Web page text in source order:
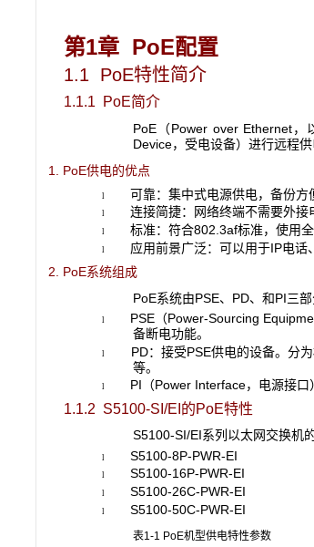
第1章 PoE配置
1.1 PoE特性简介
1.1.1 PoE简介
PoE（Power over Ethernet
Device，受电设备）进行远程
1. PoE供电的优点
l 可靠：集中式电源供电，备份方
l 连接简捷：网络终端不需要外接
l 标准：符合802.3af标准，使用全
l
应用前景广泛：可以用于IP电话
2. PoE系统组成
PoE系统由PSE、PD、和PI三部
l
PSE（Power-Sourcing
备断电功能。
l
PD：接受PSE供电的设备。分
等。
l PI（Power Interface，电源接口
1.1.2 S5100-SI/EI 的PoE特性
S5100-SI/EI系列以太网交换机
l S5100-8P-PWR-EI
l S5100-16P-PWR-EI
l S5100-26C-PWR-EI
l S5100-50C-PWR-EI
表1-1 PoE机型供电特性参数